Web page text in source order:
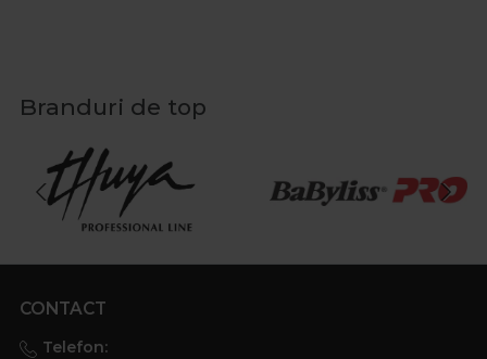
Branduri de top
CONTACT
Telefon: